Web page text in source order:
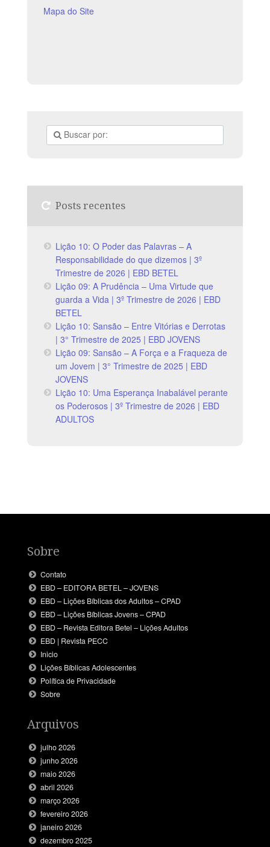
Mapa do Site
Posts recentes
Lição 10: O Poder das Palavras – A
Responsabilidade do que dizemos | 3º
Trimestre de 2026 | EBD BETEL
Lição 09: A Prudência – Uma Virtude que
guarda a Vida | 3º Trimestre de 2026 | EBD
BETEL
Lição 10: Sansão – Entre Vitórias e Derrotas
| 3° Trimestre de 2025 | EBD JOVENS
Lição 09: Sansão – A Força e a Fraqueza de
um Jovem | 3° Trimestre de 2025 | EBD
JOVENS
Lição 10: Uma Esperança Inabalável perante
os Poderosos | 3º Trimestre de 2026 | EBD
ADULTOS
Sobre
Contato
EBD – EDITORA BETEL – JOVENS
EBD – Lições Bíblicas dos Adultos – CPAD
EBD – Lições Bíblicas Jovens – CPAD
EBD – Revista Editora Betel – Lições Adultos
EBD | Revista PECC
Inicio
Lições Bíblicas Adolescentes
Política de Privacidade
Sobre
Arquivos
julho 2026
junho 2026
maio 2026
abril 2026
março 2026
fevereiro 2026
janeiro 2026
dezembro 2025